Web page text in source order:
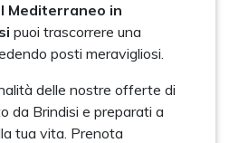
Mediterraneo in
puoi trascorrere una
posti meravigliosi.
delle nostre offerte di
da Brindisi e preparati a
tua vita. Prenota